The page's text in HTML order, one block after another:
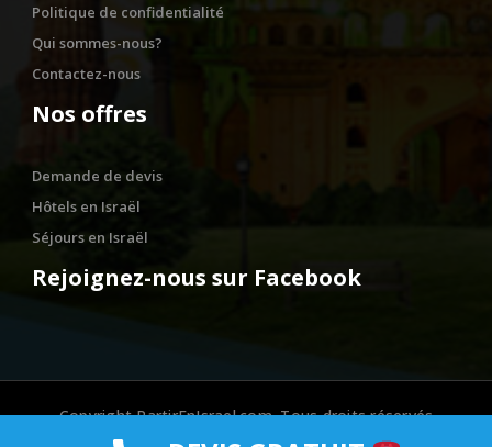
Politique de confidentialité
Qui sommes-nous?
Contactez-nous
Nos offres
Demande de devis
Hôtels en Israël
Séjours en Israël
Rejoignez-nous sur Facebook
Copyright PartirEnIsrael.com. Tous droits réservés